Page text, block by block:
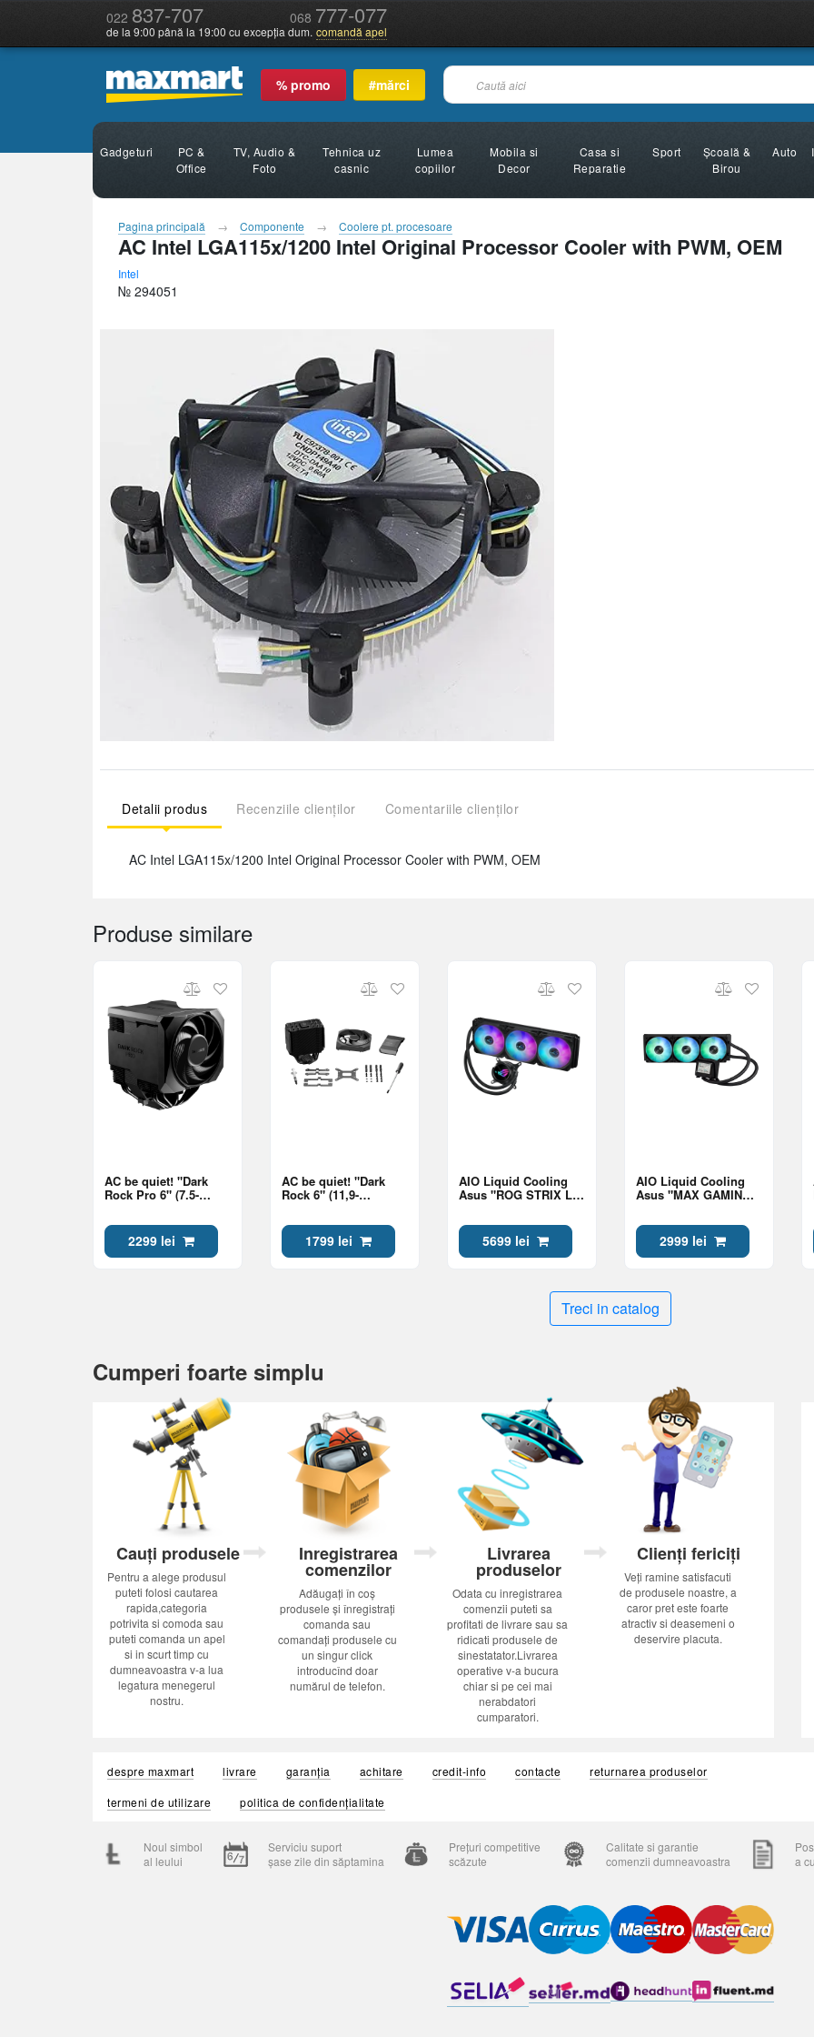
022 837-707 068 777-077
de la 9:00 până la 19:00 cu excepția dum. comandă apel
% promo #mărci
Gadgeturi
PC &
Office
TV, Audio &
Foto
Tehnica uz
casnic
Lumea
copiilor
Mobila si
Decor
Casa si
Reparatie
Sport
Şcoală &
Birou
Auto
Pagina principală Componente Coolere pt. procesoare
AC Intel LGA115x/1200 Intel Original Processor Cooler with PWM, OEM
Intel
№ 294051
Detalii produs Recenziile clienților Comentariile clienților
AC Intel LGA115x/1200 Intel Original Processor Cooler with PWM, OEM
Produse similare
AC be quiet! "Dark
Rock Pro 6" (7.5-
1900/2000RPM,
2x135/120mm, PWM,
300W, 7x6mm, 1340g.)
2299 lei
AC be quiet! "Dark
Rock 6" (11,9-
135mm, PWM, 220W,
6x6mm, 1010g.)
1799 lei
AIO Liquid Cooling
Asus "ROG STRIX LC
(<36dBA, 3x120mm,
ARGB, 800-2200RPM,
70,38CFM)
5699 lei
AIO Liquid Cooling
Asus "MAX GAMING
(<35,5dBA, 3x120mm,
ARGB, 0-2500RPM,
70,88CFM)
2999 lei
Treci in catalog
Cumperi foarte simplu
Cauți produsele
Pentru a alege produsul
puteti folosi cautarea
rapida,categoria
potrivita si comoda sau
puteti comanda un apel
si in scurt timp cu
dumneavoastra v-a lua
legatura menegerul
nostru.
Inregistrarea
comenzilor
Adăugați în coș
produsele și înregistrați
comanda sau
comandați produsele cu
un singur click
introducînd doar
numărul de telefon.
Livrarea
produselor
Odata cu inregistrarea
comenzii puteti sa
profitati de livrare sau sa
ridicati produsele de
sinestatator.Livrarea
operative v-a bucura
chiar si pe cei mai
nerabdatori
cumparatori.
Clienți fericiți
Veți ramine satisfacuti
de produsele noastre, a
caror pret este foarte
atractiv si deasemeni o
deservire placuta.
despre maxmart livrare garanția achitare credit-info contacte
returnarea produselor
termeni de utilizare
politica de confidențialitate
Noul simbol
al leului
Serviciu suport
șase zile din săptamina
Prețuri competitive
scăzute
Calitate si garantie
comenzii dumneavoastra
a